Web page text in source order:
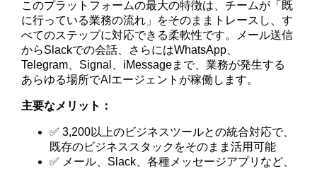
このプラットフォームの最大の特徴は、チームが「既
に行っている業務の流れ」をそのままトレースし、す
べてのステップに対応できる柔軟性です。メール送信
からSlackでの会話、さらにはWhatsApp、
Telegram、Signal、iMessageまで、業務が発生する
あらゆる場所でAIエージェントが稼働します。
主要なメリット：
✅ 3,200以上のビジネスツールとの統合対応で、
既存のビジネススタックをそのまま活用可能
✅ メール、Slack、各種メッセージアプリなど、